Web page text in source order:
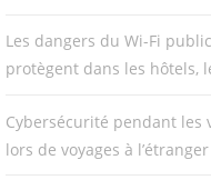
Les dangers du Wi-Fi
protègent dans les hôtels,
Cybersécurité pendant les
lors de voyages à l’étranger